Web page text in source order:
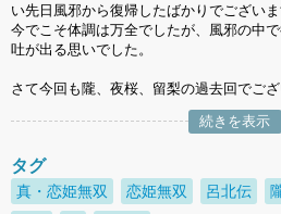
い先日風邪から復帰したばかりでございま
今でこそ体調は万全でしたが、風邪の中
吐が出る思いでした。
さて今回も隴、夜桜、留梨の過去回でござ
続きを表示
タグ
真・恋姫無双 恋姫無双 呂北伝